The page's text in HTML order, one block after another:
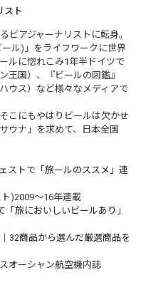
スト
ビアジャーナリストに転身。
ル)」をライフワークに世界
ルに惚れこみ1年半ドイツで
王国）、『ビールの図鑑』
ウス）など様々なメディアで
こにもやはりビールは欠かせ
ウナ」を求めて、日本全国
ストで 「旅ールのススメ」 連
)2009～16年連載
「旅においしいビールあり」
32商品から選んだ厳選商品を
オーシャン航空機内誌